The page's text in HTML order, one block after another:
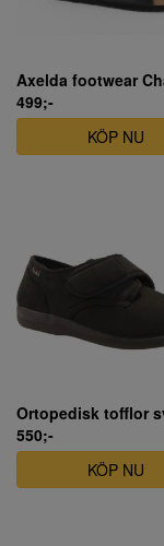
499;-
KÖP NU
550;-
KÖP NU